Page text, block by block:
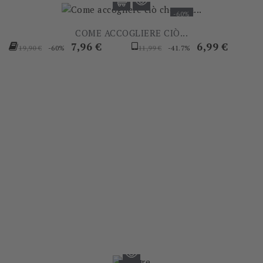
-60%
COME ACCOGLIERE CIÒ...
Prezzo
19,90 € -60% Prezzo
7,96 €
Prezzo
11,99 € -41.7% Prezzo
6,99 €